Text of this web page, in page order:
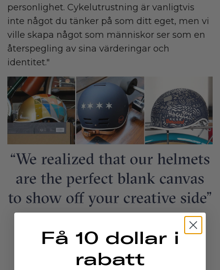
personlighet. Cykelutrustning är vanligtvis
inte något du tänker på som ditt eget, men vi
ville skapa något som människor ser som en
återspegling av sina värderingar och
identitet."
Få 10 dollar i
rabatt